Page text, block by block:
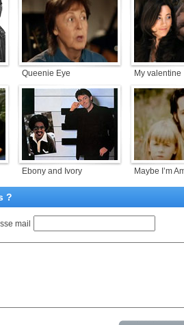
Queenie Eye My valentine
Ebony and Ivory Maybe I’m
?
mail